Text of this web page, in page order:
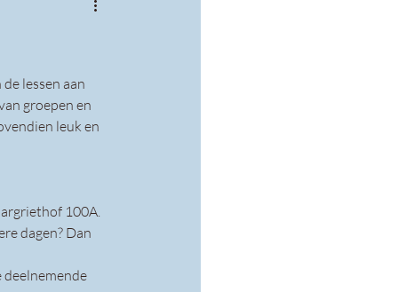
lessen aan
groepen en
leuk en
100A.
dagen? Dan
deelnemende